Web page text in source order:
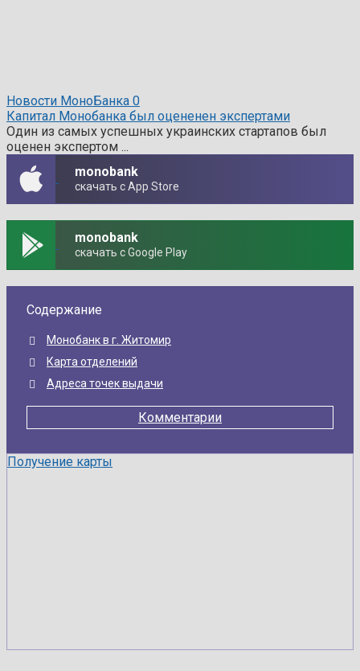
Новости МоноБанка 0
Капитал Монобанка был оцененен экспертами
Один из самых успешных украинских стартапов был
оценен экспертом ...
monobank
скачать с App Store
monobank
скачать с Google Play
Содержание
Монобанк в г. Житомир
Карта отделений
Адреса точек выдачи
Комментарии
Получение карты